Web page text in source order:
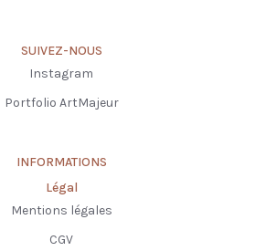
SUIVEZ-NOUS
Instagram
Portfolio ArtMajeur
INFORMATIONS
Légal
Mentions légales
CGV